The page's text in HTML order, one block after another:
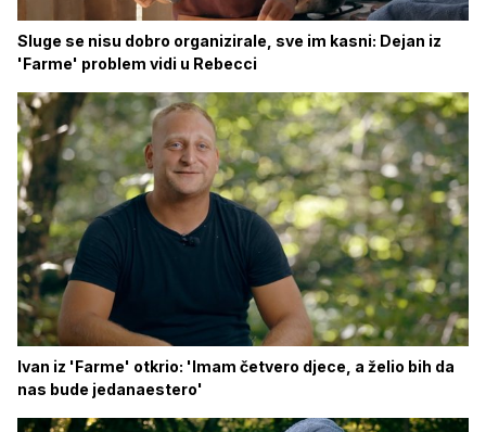
Sluge se nisu dobro organizirale, sve im kasni: Dejan iz
'Farme' problem vidi u Rebecci
Ivan iz 'Farme' otkrio: 'Imam četvero djece, a želio bih da
nas bude jedanaestero'